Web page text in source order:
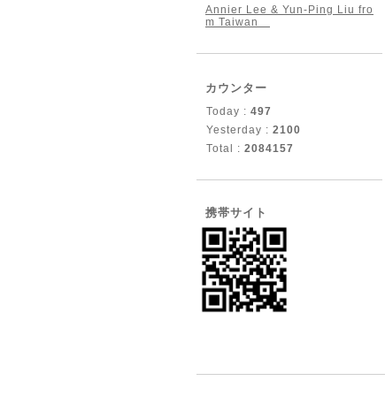
Annier Lee & Yun-Ping Liu fro
m Taiwan
カウンター
Today : 497
Yesterday : 2100
Total : 2084157
携帯サイト